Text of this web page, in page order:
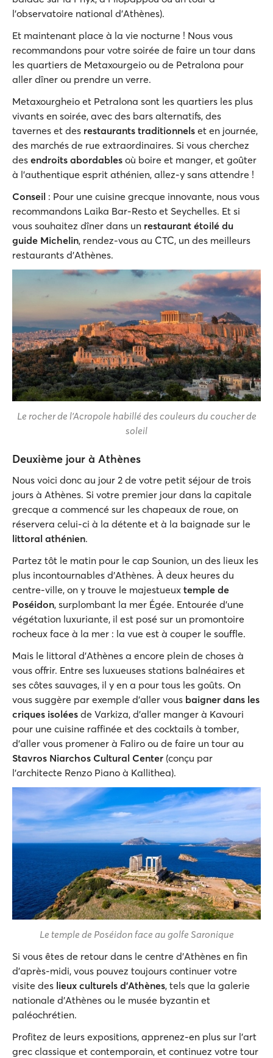
l'observatoire national d'Athènes).
Et maintenant place à la vie nocturne ! Nous vous
recommandons pour votre soirée de faire un tour dans
les quartiers de Metaxourgeio ou de Petralona pour
aller dîner ou prendre un verre.
Metaxourgheio et Petralona sont les quartiers les plus
vivants en soirée, avec des bars alternatifs, des
tavernes et des restaurants traditionnels et en journée,
des marchés de rue extraordinaires. Si vous cherchez
des endroits abordables où boire et manger, et goûter
à l'authentique esprit athénien, allez-y sans attendre !
Conseil : Pour une cuisine grecque innovante, nous vous
recommandons Laika Bar-Resto et Seychelles. Et si
vous souhaitez dîner dans un restaurant étoilé du
guide Michelin, rendez-vous au CTC, un des meilleurs
restaurants d'Athènes.
Le rocher de l'Acropole habillé des couleurs du coucher de
soleil
Deuxième jour à Athènes
Nous voici donc au jour 2 de votre petit séjour de trois
jours à Athènes. Si votre premier jour dans la capitale
grecque a commencé sur les chapeaux de roue, on
réservera celui-ci à la détente et à la baignade sur le
littoral athénien.
Partez tôt le matin pour le cap Sounion, un des lieux les
plus incontournables d'Athènes. À deux heures du
centre-ville, on y trouve le majestueux temple de
Poséidon, surplombant la mer Égée. Entourée d'une
végétation luxuriante, il est posé sur un promontoire
rocheux face à la mer : la vue est à couper le souffle.
Mais le littoral d'Athènes a encore plein de choses à
vous offrir. Entre ses luxueuses stations balnéaires et
ses côtes sauvages, il y en a pour tous les goûts. On
vous suggère par exemple d'aller vous baigner dans les
criques isolées de Varkiza, d'aller manger à Kavouri
pour une cuisine raffinée et des cocktails à tomber,
d'aller vous promener à Faliro ou de faire un tour au
Stavros Niarchos Cultural Center (conçu par
l'architecte Renzo Piano à Kallithea).
Le temple de Poséidon face au golfe Saronique
Si vous êtes de retour dans le centre d'Athènes en fin
d'après-midi, vous pouvez toujours continuer votre
visite des lieux culturels d'Athènes, tels que la galerie
nationale d'Athènes ou le musée byzantin et
paléochrétien.
Profitez de leurs expositions, apprenez-en plus sur l'art
grec classique et contemporain, et continuez votre tour